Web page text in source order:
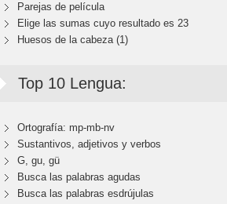
Parejas de película
Elige las sumas cuyo resultado es 23
Huesos de la cabeza (1)
Top 10 Lengua:
Ortografía: mp-mb-nv
Sustantivos, adjetivos y verbos
G, gu, gü
Busca las palabras agudas
Busca las palabras esdrújulas